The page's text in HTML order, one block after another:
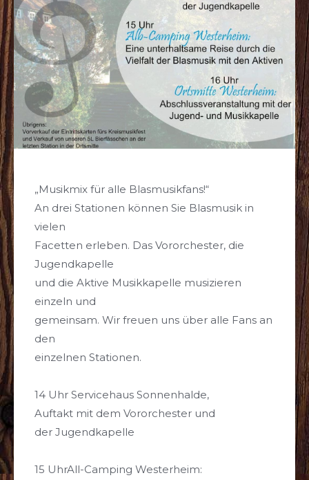
„Musikmix für alle Blasmusikfans!“
An drei Stationen können Sie Blasmusik in
vielen
Facetten erleben. Das Vororchester, die
Jugendkapelle
und die Aktive Musikkapelle musizieren
einzeln und
gemeinsam. Wir freuen uns über alle Fans an
den
einzelnen Stationen.
14 Uhr Servicehaus Sonnenhalde,
Auftakt mit dem Vororchester und
der Jugendkapelle
15 UhrAll-Camping Westerheim: